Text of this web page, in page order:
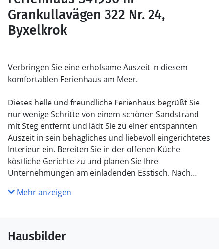
Grankullavägen 322 Nr. 24,
Byxelkrok
Verbringen Sie eine erholsame Auszeit in diesem
komfortablen Ferienhaus am Meer.
Dieses helle und freundliche Ferienhaus begrüßt Sie
nur wenige Schritte von einem schönen Sandstrand
mit Steg entfernt und lädt Sie zu einer entspannten
Auszeit in sein behagliches und liebevoll eingerichtetes
Interieur ein. Bereiten Sie in der offenen Küche
köstliche Gerichte zu und planen Sie Ihre
Unternehmungen am einladenden Esstisch. Nach
sich für einen fröhlichen Spieleabend oder ruhige
Spazieren Sie für erfrischende Bäder zum Strand und
genießen Sie morgens ein ausgiebiges Frühstück auf
Mehr anzeigen
Hausbilder